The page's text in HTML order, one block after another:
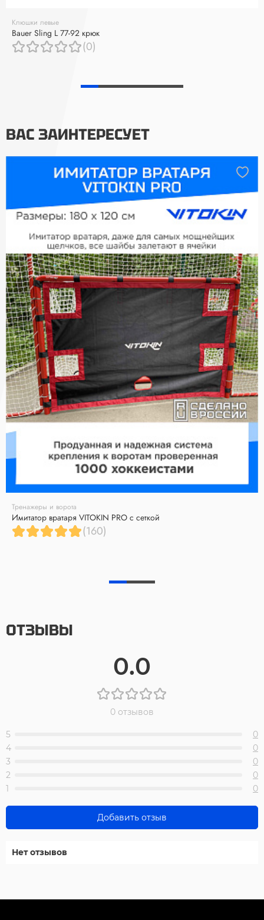
Клюшки левые
Bauer Sling L 77-92 крюк
(0)
ВАС ЗАИНТЕРЕСУЕТ
Тренажеры и ворота
Имитатор вратаря VITOKIN PRO с сеткой
(160)
ОТЗЫВЫ
0.0
0 отзывов
5
0
4
0
3
0
2
0
1
0
Добавить отзыв
Нет отзывов